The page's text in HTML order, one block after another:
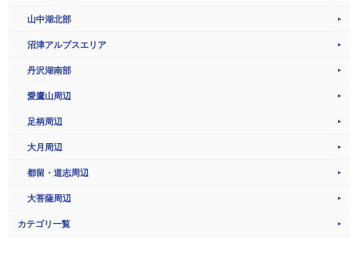
山中湖北部
沼津アルプスエリア
丹沢湖南部
愛鷹山周辺
足柄周辺
大月周辺
都留・道志周辺
大菩薩周辺
カテゴリ一覧